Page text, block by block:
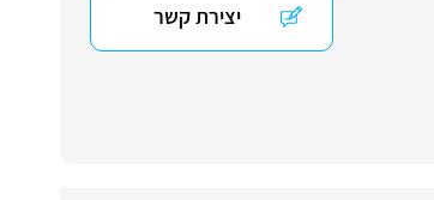
יצירת קשר